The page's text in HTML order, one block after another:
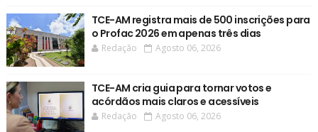
TCE-AM registra mais de 500 inscrições para
o Profac 2026 em apenas três dias
Redação Agosto 06, 2026
TCE-AM cria guia para tornar votos e
acórdãos mais claros e acessíveis
Redação Agosto 06, 2026